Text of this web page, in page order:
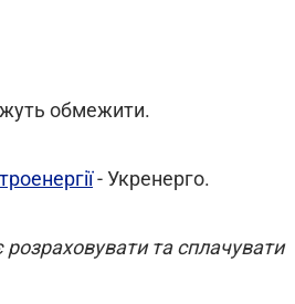
обмежити.
- Укренерго.
та сплачувати